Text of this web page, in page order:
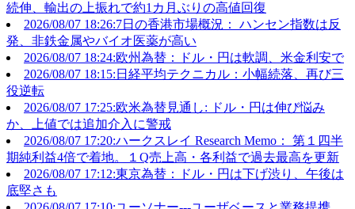
続伸、輸出の上振れで約1カ月ぶりの高値回復
2026/08/07 18:26:7日の香港市場概況： ハンセン指数は反
発、非鉄金属やバイオ医薬が高い
2026/08/07 18:24:欧州為替：ドル・円は軟調、米金利安で
2026/08/07 18:15:日経平均テクニカル：小幅続落、再び三
役逆転
2026/08/07 17:25:欧米為替見通し: ドル・円は伸び悩み
か、上値では追加介入に警戒
2026/08/07 17:20:ハークスレイ Research Memo： 第１四半
期純利益4倍で着地。１Q売上高・各利益で過去最高を更新
2026/08/07 17:12:東京為替：ドル・円は下げ渋り、午後は
底堅さも